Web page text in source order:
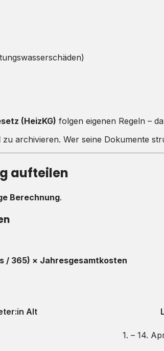
(HeizKG) folgen eigenen Regeln –
archivieren. Wer seine Dokumente
aufteilen
Berechnung.
/ 365) × Jahresgesamtkosten
Alt
1. – 14.